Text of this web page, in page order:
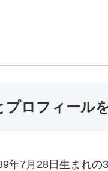
ロフィール
年7月28日生まれの